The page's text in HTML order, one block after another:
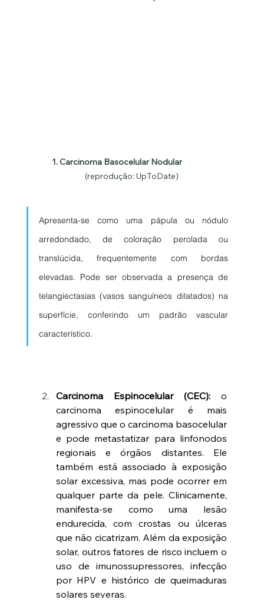
1. Carcinoma Basocelular Nodular
(reprodução: UpToDate)
Apresenta-se como uma pápula ou nódulo
arredondado, de coloração perolada ou
translúcida, frequentemente com bordas
elevadas. Pode ser observada a presença de
telangiectasias (vasos sanguíneos dilatados) na
superfície, conferindo um padrão vascular
característico.
Carcinoma Espinocelular (CEC): o
carcinoma espinocelular é mais
agressivo que o carcinoma basocelular
e pode metastatizar para linfonodos
regionais e órgãos distantes. Ele
também está associado à exposição
solar excessiva, mas pode ocorrer em
qualquer parte da pele. Clinicamente,
manifesta-se como uma lesão
endurecida, com crostas ou úlceras
que não cicatrizam. Além da exposição
solar, outros fatores de risco incluem o
uso de imunossupressores, infecção
por HPV e histórico de queimaduras
solares severas.